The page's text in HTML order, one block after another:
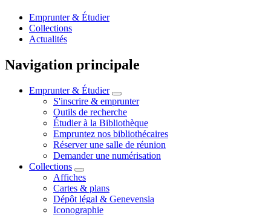
Emprunter & Étudier
Collections
Actualités
Navigation principale
Emprunter & Étudier
S'inscrire & emprunter
Outils de recherche
Étudier à la Bibliothèque
Empruntez nos bibliothécaires
Réserver une salle de réunion
Demander une numérisation
Collections
Affiches
Cartes & plans
Dépôt légal & Genevensia
Iconographie